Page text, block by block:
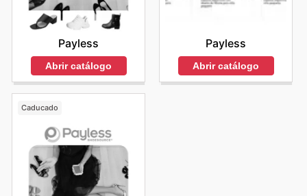
Payless
Abrir catálogo
Payless
Abrir catálogo
Caducado